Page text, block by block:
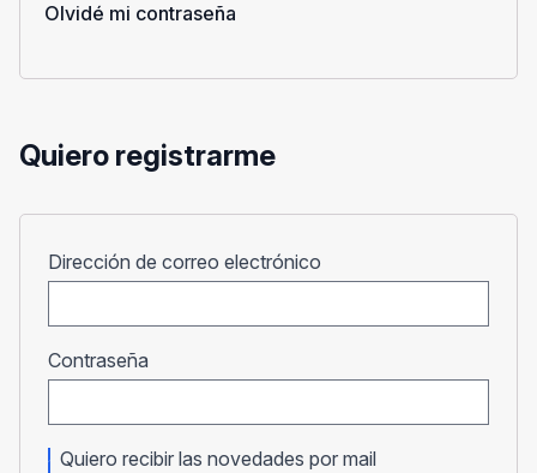
Olvidé mi contraseña
Quiero registrarme
Dirección de correo electrónico
Contraseña
Quiero recibir las novedades por mail